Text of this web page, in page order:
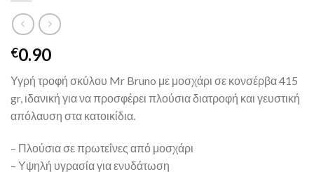
€0.90
Υγρή τροφή σκύλου Mr Bruno με μοσχάρι σε κονσέρβα 415
gr, ιδανική για να προσφέρει πλούσια διατροφή και γευστική
απόλαυση στα κατοικίδια.
– Πλούσια σε πρωτεΐνες από μοσχάρι
– Υψηλή υγρασία για ενυδάτωση